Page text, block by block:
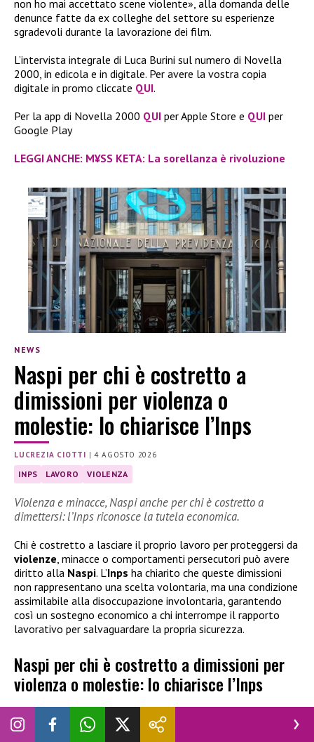
non ho mai accettato scene violente», alla domanda delle
denunce fatte da ex colleghe del settore su esperienze
sgradevoli durante la lavorazione dei film.
L’intervista integrale di Luca Burini sul numero di Novella
2000, in edicola e in digitale. Per avere la vostra copia
digitale in promo cliccate QUI.
Per la app di Novella 2000 QUI per Apple Store e QUI per
Google Play
LEGGI ANCHE: M¥SS KETA: La sorellanza è rivoluzione
NEWS
Naspi per chi è costretto a
dimissioni per violenza o
molestie: lo chiarisce l’Inps
LUCREZIA CIOTTI |4 AGOSTO 2026
INPS LAVORO VIOLENZA
Violenza e minacce, Naspi anche per chi è costretto a
dimettersi: l’Inps riconosce la tutela economica.
Chi è costretto a lasciare il proprio lavoro per proteggersi da
violenze , minacce o comportamenti persecutori può avere
diritto alla Naspi. L’Inps ha chiarito che queste dimissioni
non rappresentano una scelta volontaria, ma una condizione
assimilabile alla disoccupazione involontaria, garantendo
così un sostegno economico a chi interrompe il rapporto
lavorativo per salvaguardare la propria sicurezza.
Naspi per chi è costretto a dimissioni per
violenza o molestie: lo chiarisce l’Inps
Abbandonare il posto di lavoro per tutelare la propria
sicurezza personale non viene sempre considerata una